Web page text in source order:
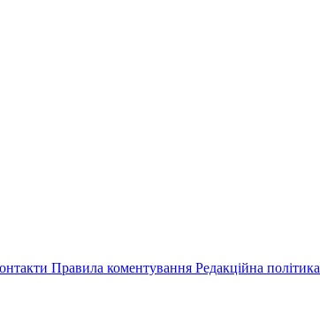
Правила коментування Редакційна політика